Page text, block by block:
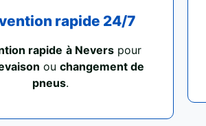
rapide 24/7
rapide à Neverspour
ou changement de
pneus.